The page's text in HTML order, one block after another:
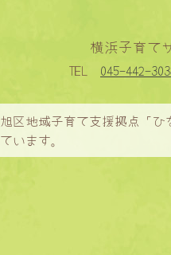
横浜子育て
TEL 045-442-
旭区地域子育て支援拠点「ひ
ています。